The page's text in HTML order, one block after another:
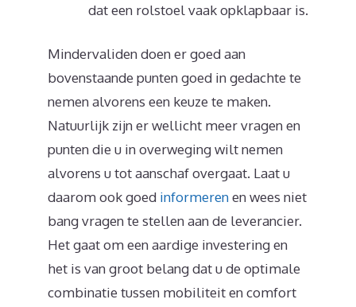
dat een rolstoel vaak opklapbaar is.
Mindervaliden doen er goed aan
bovenstaande punten goed in gedachte te
nemen alvorens een keuze te maken.
Natuurlijk zijn er wellicht meer vragen en
punten die u in overweging wilt nemen
alvorens u tot aanschaf overgaat. Laat u
daarom ook goed informerenen wees niet
bang vragen te stellen aan de leverancier.
Het gaat om een aardige investering en
het is van groot belang dat u de optimale
combinatie tussen mobiliteit en comfort